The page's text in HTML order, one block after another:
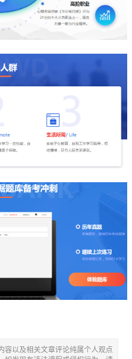
容以及相关文章评论纯属个人观点